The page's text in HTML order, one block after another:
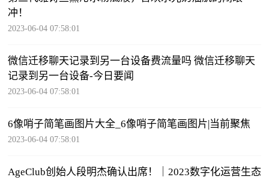
冲！
2023-06-04 07:58:01
微信迁移聊天记录到另一台设备费流量吗 微信迁移聊天
记录到另一台设备-今日要闻
2023-06-04 07:58:01
6像哨子简笔画图片大全_6像哨子简笔画图片|当前聚焦
2023-06-04 07:58:01
AgeClub创始人段明杰确认出席！｜2023数字化运营生态